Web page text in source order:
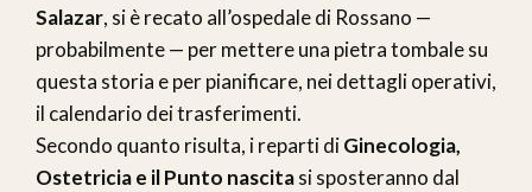
Salazar, si è recato all’ospedale di Rossano —
probabilmente — per mettere una pietra tombale su
questa storia e per pianificare, nei dettagli operativi,
il calendario dei trasferimenti.
Secondo quanto risulta, i reparti diGinecologia,
Ostetricia e il Punto nascitasi sposteranno dal